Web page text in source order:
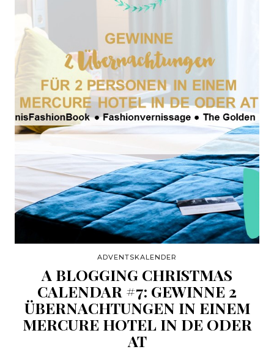
ADVENTSKALENDER
A BLOGGING CHRISTMAS
CALENDAR #7: GEWINNE 2
ÜBERNACHTUNGEN IN EINEM
MERCURE HOTEL IN DE ODER
AT